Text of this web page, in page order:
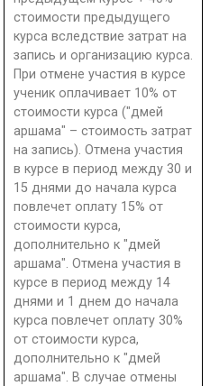
стоимости предыдущего
курса вследствие затрат на
запись и организацию курса.
При отмене участия в курсе
ученик оплачивает 10% от
стоимости курса ("дмей
аршама" – стоимость затрат
на запись). Отмена участия
в курсе в период между 30 и
15 днями до начала курса
повлечет оплату 15% от
стоимости курса,
дополнительно к "дмей
аршама". Отмена участия в
курсе в период между 14
днями и 1 днем до начала
курса повлечет оплату 30%
от стоимости курса,
дополнительно к "дмей
аршама". В случае отмены